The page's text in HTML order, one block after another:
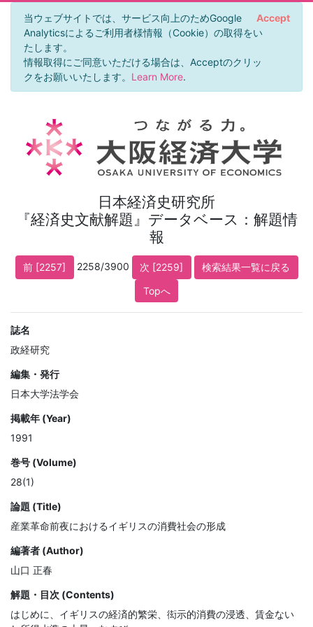
当ウェブサイトでは、サービス向上のためGoogle
Analyticsによるご利用者様情報（Cookie）の取得をい
たします。
情報取得にご同意いただける場合は、Acceptのクリッ
クをお願いいたします。 Learn More.
Accept
日本経済史研究所
『経済史文献解題』データベース：解題情
報
前 [2257] 2258/3900 次 [2259]
検索結果一覧に戻る
Topへ
誌名
政経研究
編集・発行
日本大学法学会
掲載年 (Year)
1991
巻号 (Volume)
28(1)
論題 (Title)
産業革命前夜におけるイギリスの消費社会の形成
編著者 (Author)
山口 正春
解題・目次 (Contents)
はじめに、イギリスの経済的繁栄、衒示的消費の浸透、賃金ない